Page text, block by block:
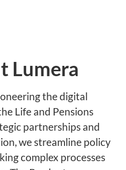
Lumera
the digital
Life and Pensions
partnerships and
we streamline policy
complex processes